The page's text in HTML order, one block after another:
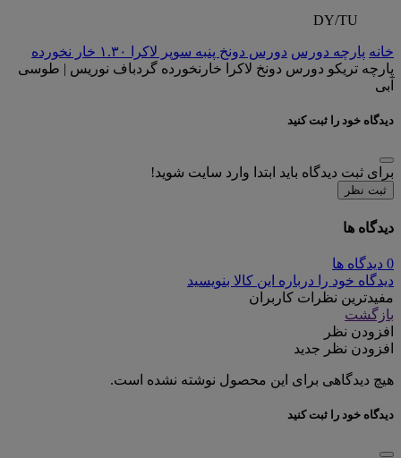
DY/TU
خانه پارچه دورس دورس دونخ پنبه سوپر لاکرا ۱.۳۰ خار نخورده
پارچه تریکو دورس دونخ لاکرا خارنخورده گردباف نوریس | طوسی
آبی
دیدگاه خود را ثبت کنید
برای ثبت دیدگاه باید ابتدا وارد سایت شوید!
ثبت نظر
دیدگاه ها
0 دیدگاه ها
دیدگاه خود را درباره این کالا بنویسید
مفیدترین نظرات کاربران
بازگشت
افزودن نظر
افزودن نظر جدید
هیچ دیدگاهی برای این محصول نوشته نشده است.
دیدگاه خود را ثبت کنید